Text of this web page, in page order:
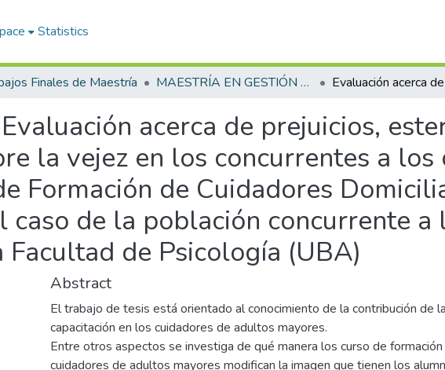
Statistics
Finales de Maestría MAESTRÍA EN GESTIÓN DE SERVICIOS DE GERONTOLOGÍA
Evaluación acerca de prejuicios,
la vejez en los concurrentes a los
Formación de Cuidadores
caso de la población concurrente a
de Psicología (UBA)
Abstract
El trabajo de tesis está orientado al conocimiento de la contribución de la
capacitación en los cuidadores de adultos mayores.
Entre otros aspectos se investiga de qué manera los curso de
cuidadores de adultos mayores modifican la imagen que tienen los